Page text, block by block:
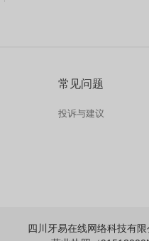
常见问题
投诉与建议
四川牙易在线网络科技有